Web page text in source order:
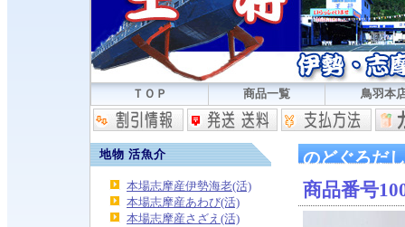
ＴＯＰ 商品一覧 鳥羽本
地物 活魚介
本場志摩産伊勢海老(活)
本場志摩産あわび(活)
本場志摩産さざえ(活)
のどぐろだ
商品番号